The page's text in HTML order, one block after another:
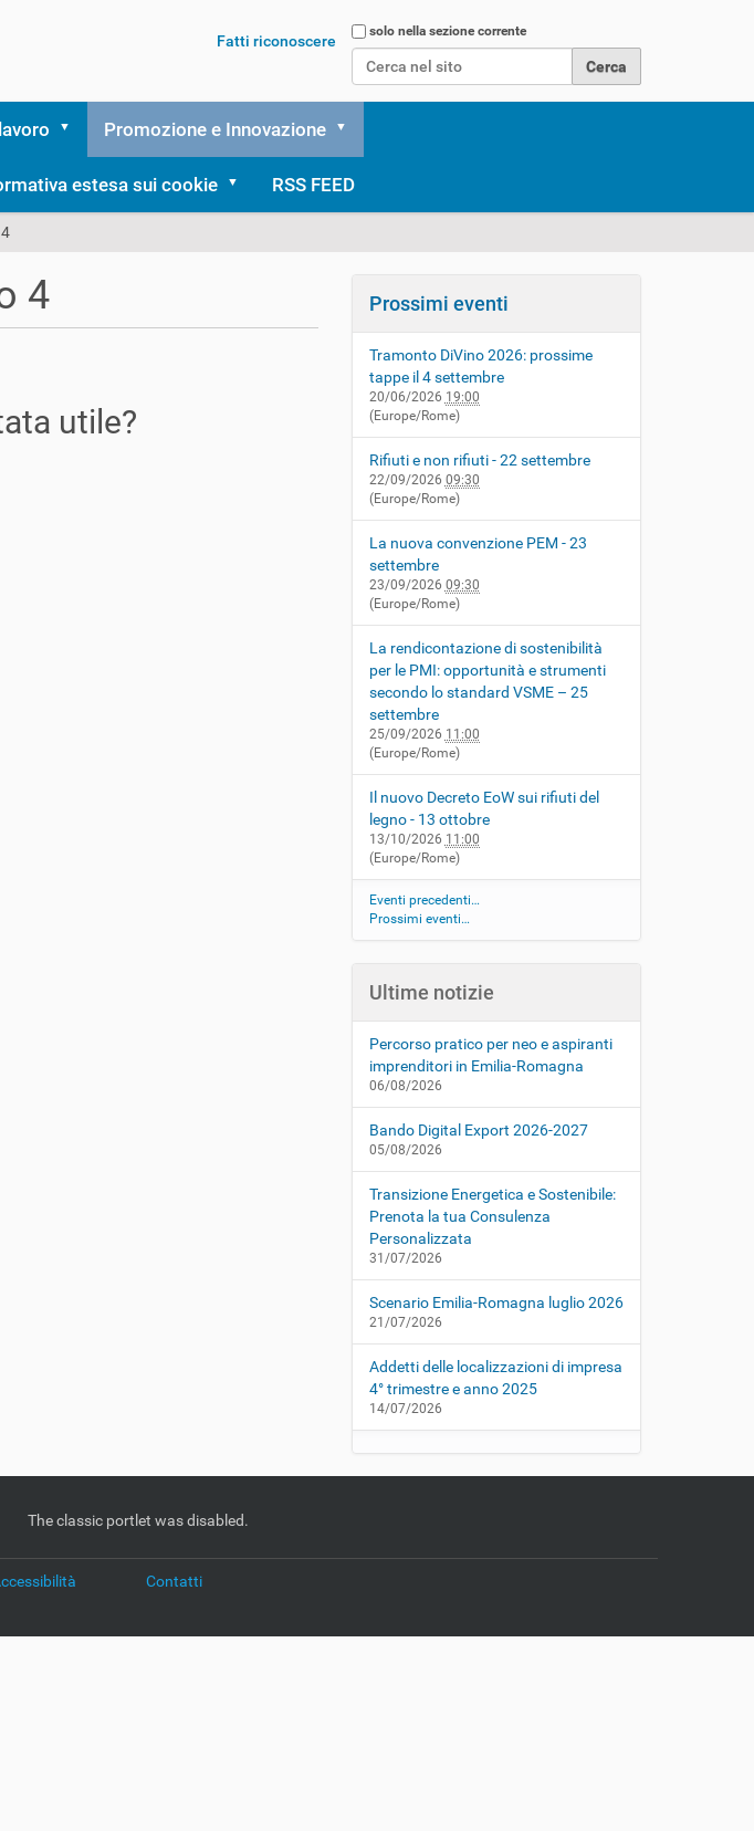
Cerca nel sito
solo nella sezione corrente
Fatti riconoscere
Promozione e Innovazione
estesa sui cookie RSS FEED
4
utile?
Prossimi eventi
Tramonto DiVino 2026: prossime
tappe il 4 settembre
20/06/2026 19:00
(Europe/Rome)
Rifiuti e non rifiuti - 22 settembre
22/09/2026 09:30
(Europe/Rome)
La nuova convenzione PEM - 23
settembre
23/09/2026 09:30
(Europe/Rome)
La rendicontazione di sostenibilità
per le PMI: opportunità e strumenti
secondo lo standard VSME – 25
settembre
25/09/2026 11:00
(Europe/Rome)
Il nuovo Decreto EoW sui rifiuti del
legno - 13 ottobre
13/10/2026 11:00
(Europe/Rome)
Eventi precedenti…
Prossimi eventi…
Ultime notizie
Percorso pratico per neo e aspiranti
imprenditori in Emilia-Romagna
06/08/2026
Bando Digital Export 2026-2027
05/08/2026
Transizione Energetica e Sostenibile:
Prenota la tua Consulenza
Personalizzata
31/07/2026
Scenario Emilia-Romagna luglio 2026
21/07/2026
Addetti delle localizzazioni di impresa
4° trimestre e anno 2025
14/07/2026
The classic portlet was disabled.
Contatti